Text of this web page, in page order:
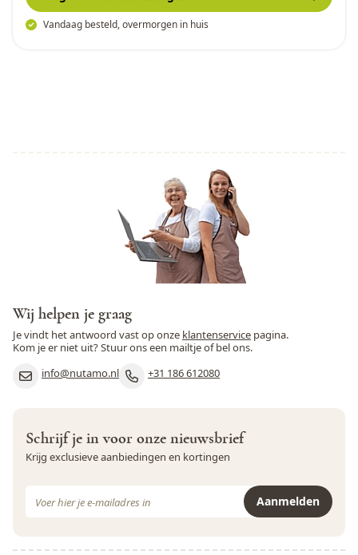
Vandaag besteld, overmorgen in huis
Wij helpen je graag
Je vindt het antwoord vast op onze klantenservice pagina.
Kom je er niet uit? Stuur ons een mailtje of bel ons.
info@nutamo.nl
+31 186 612080
Schrijf je in voor onze nieuwsbrief
Krijg exclusieve aanbiedingen en kortingen
Aanmelden